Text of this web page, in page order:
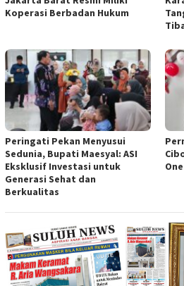
Koperasi Berbadan Hukum
Peringati Pekan Menyusui
Sedunia, Bupati Maesyal: ASI
Eksklusif Investasi untuk
Generasi Sehat dan
Berkualitas